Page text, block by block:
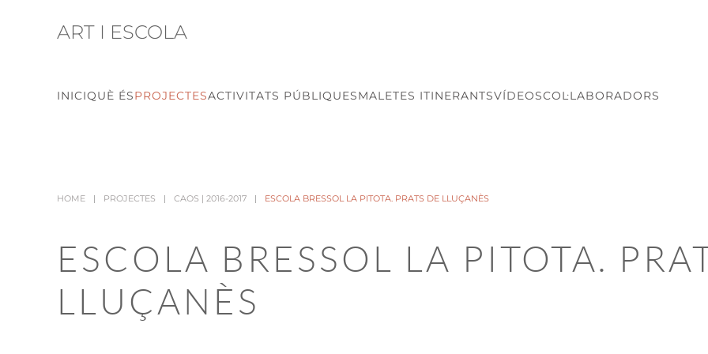
Skip to main content
ART I ESCOLA
INICIQUÈ ÉSPROJECTESACTIVITATS PÚBLIQUESMALETES ITINERANTSVÍDEOSCOL·LABORADORS
HOME PROJECTES CAOS | 2016-2017 ESCOLA BRESSOL LA PITOTA. PRATS DE LLUÇANÈS
ESCOLA BRESSOL LA PITOTA.
LLUÇANÈS